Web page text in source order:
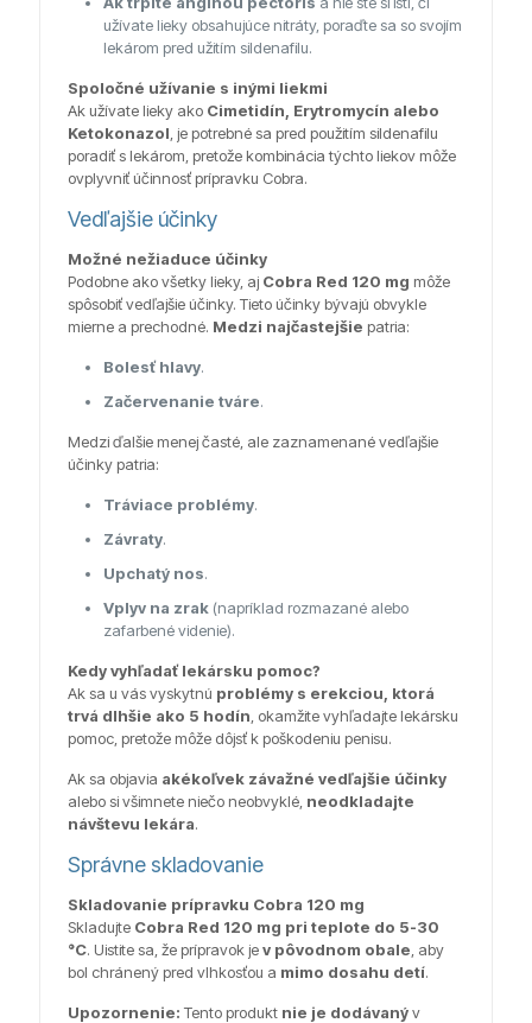
užívate lieky obsahujúce nitráty, poraďte sa so svojím
lekárom pred užitím sildenafilu.
Spoločné užívanie s inými liekmi
Ak užívate lieky ako Cimetidín, Erytromycín alebo
Ketokonazol , je potrebné sa pred použitím sildenafilu
poradiť s lekárom, pretože kombinácia týchto liekov môže
ovplyvniť účinnosť prípravku Cobra.
Vedľajšie účinky
Možné nežiaduce účinky
Podobne ako všetky lieky, aj Cobra Red 120 mg môže
spôsobiť vedľajšie účinky. Tieto účinky bývajú obvykle
mierne a prechodné. Medzi najčastejšie patria:
Bolesť hlavy.
Začervenanie tváre.
Medzi ďalšie menej časté, ale zaznamenané vedľajšie
účinky patria:
Tráviace problémy.
Závraty.
Upchatý nos.
Vplyv na zrak (napríklad rozmazané alebo
zafarbené videnie).
Kedy vyhľadať lekársku pomoc?
Ak sa u vás vyskytnú problémy s erekciou, ktorá
trvá dlhšie ako 5 hodín , okamžite vyhľadajte lekársku
pomoc, pretože môže dôjsť k poškodeniu penisu.
Ak sa objavia akékoľvek závažné vedľajšie účinky
alebo si všimnete niečo neobvyklé, neodkladajte
návštevu lekára.
Správne skladovanie
Skladovanie prípravku Cobra 120 mg
Skladujte Cobra Red 120 mg pri teplote do 5-30
°C. Uistite sa, že prípravok jev pôvodnom obale , aby
bol chránený pred vlhkosťou a mimo dosahu detí.
Upozornenie: Tento produkt nie je dodávanýv